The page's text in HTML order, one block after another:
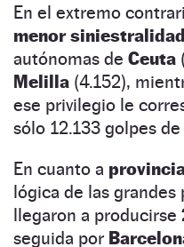
En el extremo
menor siniestralidad
autónomas de Ceuta
Melilla (4.152),
ese privilegio le
sólo 12.133 golpes de
En cuanto a
lógica de las grandes
llegaron a producirse
seguida por